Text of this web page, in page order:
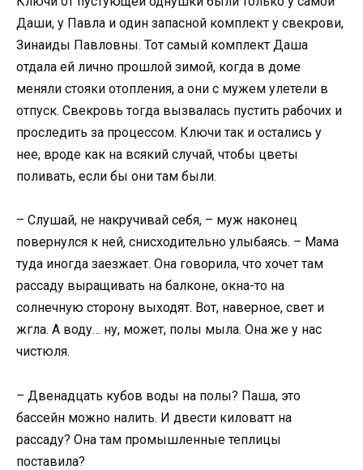
Даши, у Павла и один запасной комплект у свекрови,
Зинаиды Павловны. Тот самый комплект Даша
отдала ей лично прошлой зимой, когда в доме
меняли стояки отопления, а они с мужем улетели в
отпуск. Свекровь тогда вызвалась пустить рабочих и
проследить за процессом. Ключи так и остались у
нее, вроде как на всякий случай, чтобы цветы
поливать, если бы они там были.
– Слушай, не накручивай себя, – муж наконец
повернулся к ней, снисходительно улыбаясь. – Мама
туда иногда заезжает. Она говорила, что хочет там
рассаду выращивать на балконе, окна-то на
солнечную сторону выходят. Вот, наверное, свет и
жгла. А воду… ну, может, полы мыла. Она же у нас
чистюля.
– Двенадцать кубов воды на полы? Паша, это
бассейн можно налить. И двести киловатт на
рассаду? Она там промышленные теплицы
поставила?